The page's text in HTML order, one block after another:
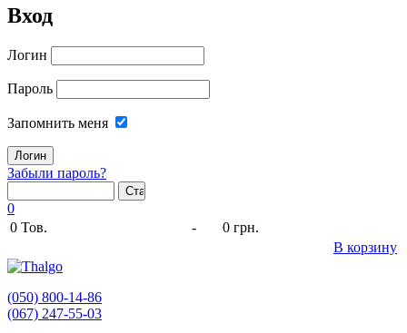
Вход
Логин
Пароль
Запомнить меня
Забыли пароль?
0
0 Тов. -
0 грн.
В корзину
(050) 800-14-86
(067) 247-55-03